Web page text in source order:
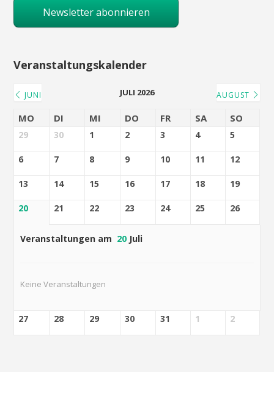
Newsletter abonnieren
Veranstaltungskalender
JUNI JULI 2026 AUGUST
MO DI MI DO FR SA SO
29 30 1 2 3 4 5
6 7 8 9 10 11 12
13 14 15 16 17 18 19
20 21 22 23 24 25 26
Veranstaltungen am 20 Juli
Keine Veranstaltungen
27 28 29 30 31 1 2